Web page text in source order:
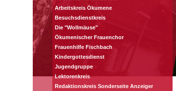
Arbeitskreis Ökumene
Besuchsdienstkreis
Die "Wollmäuse"
Ökumenischer Frauenchor
Frauenhilfe Fischbach
Kindergottesdienst
Jugendgruppe
Lektorenkreis
Redaktionskreis Sonderseite Anzeiger